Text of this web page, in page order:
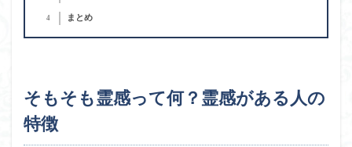
4 まとめ
そもそも霊感って何？霊感がある人の
特徴